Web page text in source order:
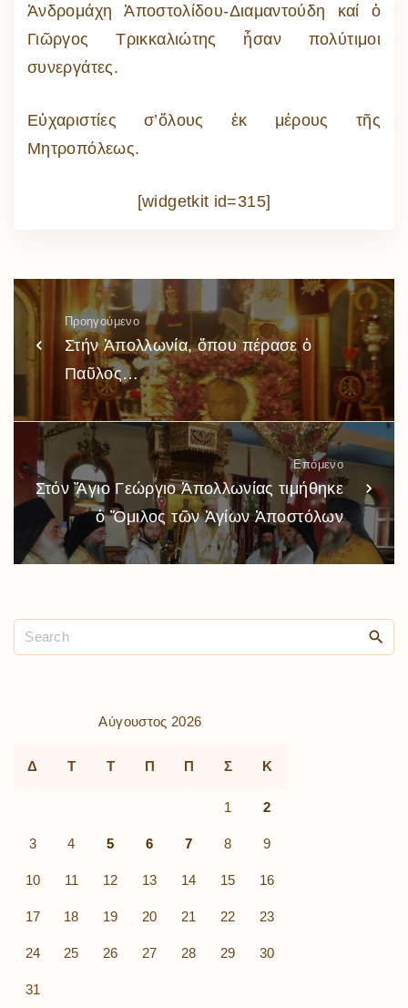
Ἀνδρομάχη Ἀποστολίδου-Διαμαντούδη καί ὁ
Γιῶργος Τρικκαλιώτης ἦσαν πολύτιμοι
συνεργάτες.
Εὐχαριστίες σ’ὅλους ἐκ μέρους τῆς
Μητροπόλεως.
[widgetkit id=315]
Προηγούμενο
Στήν Ἀπολλωνία, ὅπου πέρασε ὁ
Παῦλος…
Επόμενο
Στόν Ἅγιο Γεώργιο Ἀπολλωνίας τιμήθηκε
ὁ Ὅμιλος τῶν Ἁγίων Ἀποστόλων
Αύγουστος 2026
Δ Τ Τ Π Π Σ Κ
1 2
3 4 5 6 7 8 9
10 11 12 13 14 15 16
17 18 19 20 21 22 23
24 25 26 27 28 29 30
31